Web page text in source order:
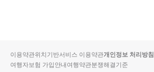
입니
다.
순
상
이용약관위치기반서비스 이용약관개인정보 처리방침
여행자보험 가입안내여행약관분쟁해결기준